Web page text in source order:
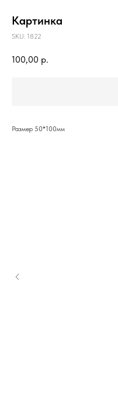
Картинка
SKU: 1822
100,00 р.
Размер 50*100мм